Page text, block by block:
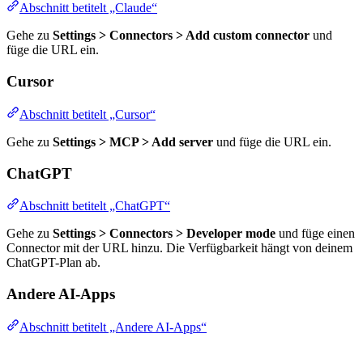
Abschnitt betitelt „Claude“
Gehe zu Settings > Connectors > Add custom connector und
füge die URL ein.
Cursor
Abschnitt betitelt „Cursor“
Gehe zu Settings > MCP > Add server und füge die URL ein.
ChatGPT
Abschnitt betitelt „ChatGPT“
Gehe zu Settings > Connectors > Developer mode und füge einen
Connector mit der URL hinzu. Die Verfügbarkeit hängt von deinem
ChatGPT-Plan ab.
Andere AI-Apps
Abschnitt betitelt „Andere AI-Apps“